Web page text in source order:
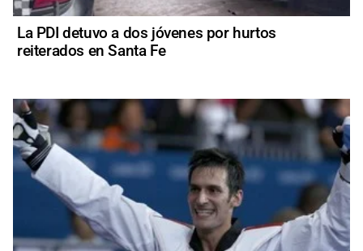
La PDI detuvo a dos jóvenes por hurtos
reiterados en Santa Fe